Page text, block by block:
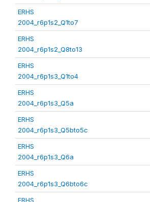
ERHS
2004_r6p1s2_Q1to7
ERHS
2004_r6p1s2_Q8to13
ERHS
2004_r6p1s3_Q1to4
ERHS
2004_r6p1s3_Q5a
ERHS
2004_r6p1s3_Q5bto5c
ERHS
2004_r6p1s3_Q6a
ERHS
2004_r6p1s3_Q6bto6c
ERHS